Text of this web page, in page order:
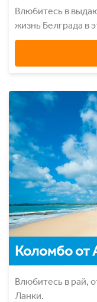
Влюбитесь в
жизнь Белграда в
Коломбо от
Влюбитесь в рай,
Ланки.